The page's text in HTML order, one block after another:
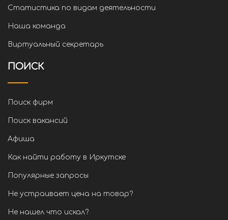
Статистика по видам деятельности
Наша команда
Виртуальный секретарь
ПОИСК
Поиск фирм
Поиск вакансий
Афиша
Как найти работу в Иркутске
Популярные запросы
Не устраивает цена на товар?
Не нашел что искал?